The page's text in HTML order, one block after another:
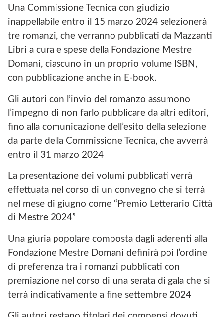
Una Commissione Tecnica con giudizio
inappellabile entro il 15 marzo 2024 selezionerà
tre romanzi, che verranno pubblicati da Mazzanti
Libri a cura e spese della Fondazione Mestre
Domani, ciascuno in un proprio volume ISBN,
con pubblicazione anche in E-book.
Gli autori con l’invio del romanzo assumono
l’impegno di non farlo pubblicare da altri editori,
fino alla comunicazione dell’esito della selezione
da parte della Commissione Tecnica, che avverrà
entro il 31 marzo 2024
La presentazione dei volumi pubblicati verrà
effettuata nel corso di un convegno che si terrà
nel mese di giugno come “Premio Letterario Città
di Mestre 2024”
Una giuria popolare composta dagli aderenti alla
Fondazione Mestre Domani definirà poi l’ordine
di preferenza tra i romanzi pubblicati con
premiazione nel corso di una serata di gala che si
terrà indicativamente a fine settembre 2024